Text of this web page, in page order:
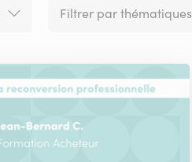
Filtrer par thématiques